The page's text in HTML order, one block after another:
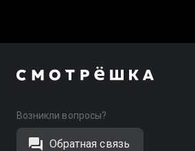
Возникли вопросы?
Обратная связь